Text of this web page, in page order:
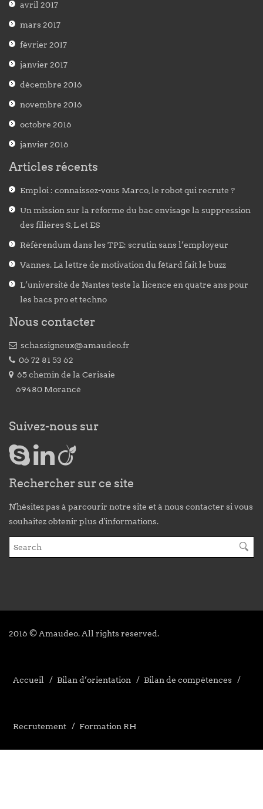
avril 2017
mars 2017
février 2017
janvier 2017
décembre 2016
novembre 2016
octobre 2016
janvier 2016
Articles récents
Emploi : connaissez-vous Marco, le robot qui recrute ?
Un mission sur la réforme du bac envisage la suppression
des filières S, L et ES
Référendum dans les TPE: scrutin sans l’employeur
Vannes. La lettre de motivation du fêtard fait le buzz
L’université de Nantes teste la licence en quatre ans pour
les bacs pro et techno
Nous contacter
schassigneux@amaudeo.fr
06 72 81 53 62
65 chemin de la Cerisaie
69480 Morancé
Suivez-nous sur
Rechercher sur ce site
N'hésitez pas à parcourir notre site et à nous contacter si vous
souhaitez obtenir plus d'informations.
2016 © Amaudeo. All rights reserved.
Accueil Bilan d’orientation Bilan de compétences
Recrutement Formation RH